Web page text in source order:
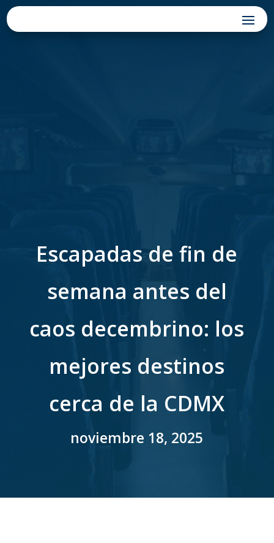
Escapadas de fin de
semana antes del
caos decembrino: los
mejores destinos
cerca de la CDMX
noviembre 18, 2025